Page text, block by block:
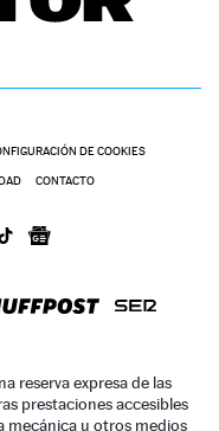
DE COOKIES
CONTACTO
reserva expresa de las
prestaciones accesibles
mecánica u otros medios